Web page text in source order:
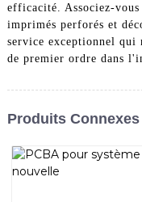
efficacité. Associez-
imprimés perforés et
service exceptionnel qui
de premier ordre dans
Produits Connexes